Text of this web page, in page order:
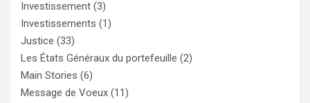
Investissement (3)
Investissements (1)
Justice (33)
Les États Généraux du portefeuille (2)
Main Stories (6)
Message de Voeux (11)